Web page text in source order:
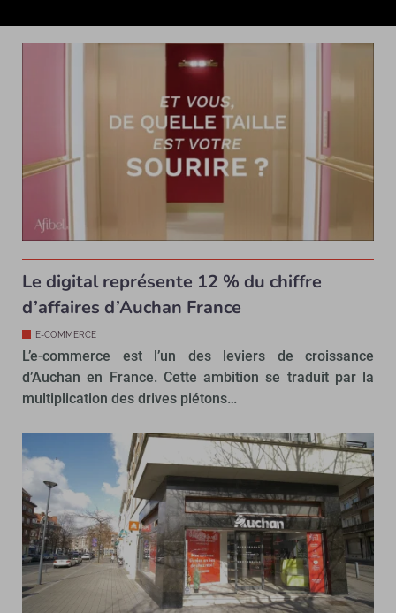
Le digital représente 12 % du chiffre
d’affaires d’Auchan France
E-COMMERCE
L’e-commerce est l’un des leviers de croissance
d’Auchan en France. Cette ambition se traduit par la
multiplication des drives piétons…